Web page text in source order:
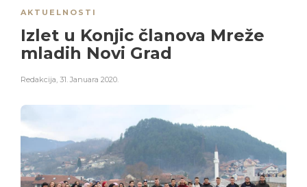
AKTUELNOSTI
Izlet u Konjic članova Mreže
mladih Novi Grad
Redakcija, 31. Januara 2020.